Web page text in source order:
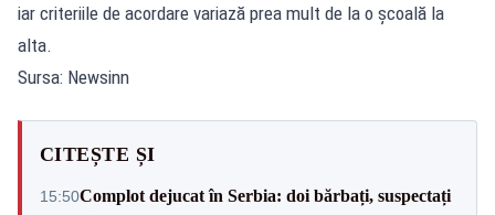
iar criteriile de acordare variază prea mult de la o școală la
alta.
Sursa: Newsinn
CITEȘTE ȘI
15:50Complot dejucat în Serbia: doi bărbați, suspectați